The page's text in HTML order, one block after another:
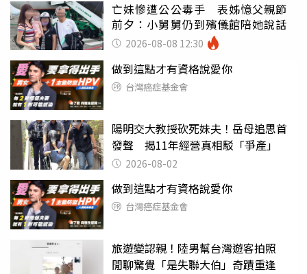
亡妹慘遭公公毒手 表姊憶父親節
前夕：小舅舅仍到殯儀館陪她說話
2026-08-08 12:30
做到這點才有資格說愛你
台灣癌症基金會
陽明交大教授砍死妹夫！岳母追思首
發聲 揭11年經營真相駁「爭產」
2026-08-02
做到這點才有資格說愛你
台灣癌症基金會
旅遊變認親！陸男幫台灣遊客拍照
閒聊驚覺「是失聯大伯」奇蹟重逢